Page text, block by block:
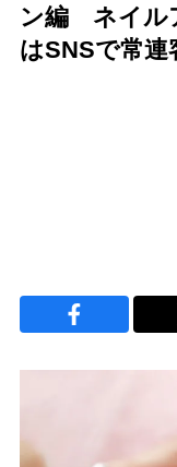
ン編 ネイル
はSNSで常連